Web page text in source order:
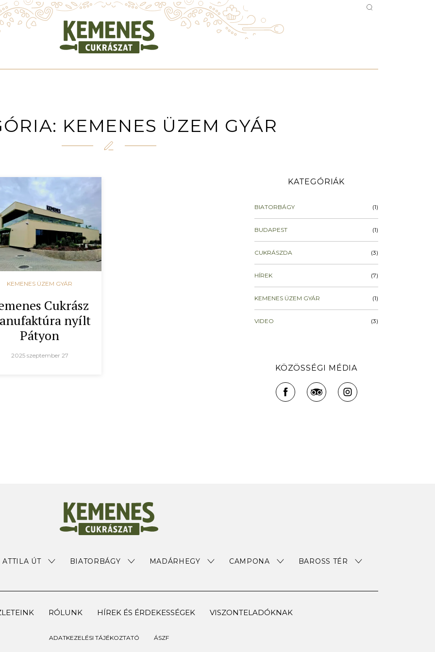
KEMENES ÜZEM GYÁR
KEMENES ÜZEM GYÁR
Cukrász
nyílt
Pátyon
2025 szeptember 27
KATEGÓRIÁK
BIATORBÁGY (1)
BUDAPEST (1)
CUKRÁSZDA (3)
HÍREK (7)
KEMENES ÜZEM GYÁR (1)
VIDEO (3)
KÖZÖSSÉGI MÉDIA
ATTILA ÚT BIATORBÁGY MADÁRHEGY CAMPONA BAROSS TÉR
RÓLUNK HÍREK ÉS ÉRDEKESSÉGEK VISZONTELADÓKNAK
ADATKEZELÉSI TÁJÉKOZTATÓ ÁSZF